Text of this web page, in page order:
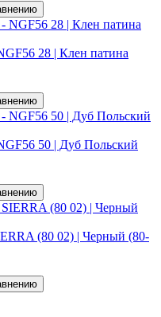
28 | Клен патина
50 | Дуб Польский
(80 02) | Черный (80-